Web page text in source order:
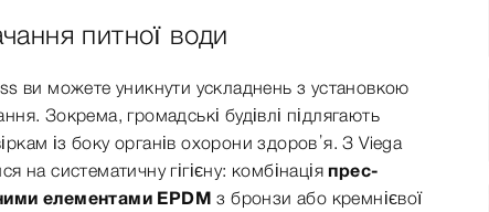
питної води
ви можете уникнути ускладнень з установкою
Зокрема, громадські будівлі підлягають
із боку органів охорони здоров’я. З Viega
на систематичну гігієну: комбінаціяпрес-
елементами EPDM з бронзи або кремнієвої